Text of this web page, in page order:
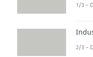
1/3 –
2/3 –